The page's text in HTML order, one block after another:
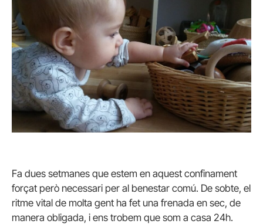
Fa dues setmanes que estem en aquest confinament
forçat però necessari per al benestar comú. De sobte, el
ritme vital de molta gent ha fet una frenada en sec, de
manera obligada, i ens trobem que som a casa 24h.